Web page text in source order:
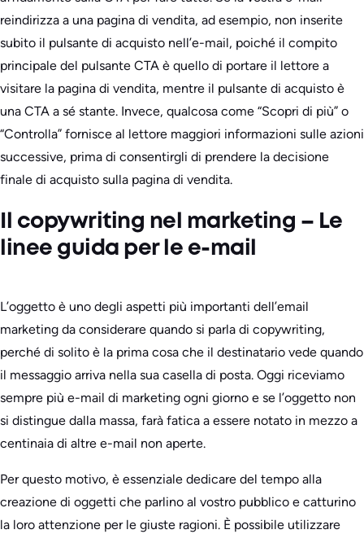
reindirizza a una pagina di vendita, ad esempio, non inserite
subito il pulsante di acquisto nell’e-mail, poiché il compito
principale del pulsante CTA è quello di portare il lettore a
visitare la pagina di vendita, mentre il pulsante di acquisto è
una CTA a sé stante. Invece, qualcosa come “Scopri di più” o
“Controlla” fornisce al lettore maggiori informazioni sulle azioni
successive, prima di consentirgli di prendere la decisione
finale di acquisto sulla pagina di vendita.
Il copywriting nel marketing – Le
linee guida per le e-mail
L’oggetto è uno degli aspetti più importanti dell’email
marketing da considerare quando si parla di copywriting,
perché di solito è la prima cosa che il destinatario vede quando
il messaggio arriva nella sua casella di posta. Oggi riceviamo
sempre più e-mail di marketing ogni giorno e se l’oggetto non
si distingue dalla massa, farà fatica a essere notato in mezzo a
centinaia di altre e-mail non aperte.
Per questo motivo, è essenziale dedicare del tempo alla
creazione di oggetti che parlino al vostro pubblico e catturino
la loro attenzione per le giuste ragioni. È possibile utilizzare